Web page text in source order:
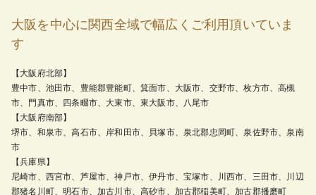
大阪を中心に関西全域で幅広くご利用頂いていま
す
【大阪府北部】
豊中市、池田市、豊能郡豊能町、箕面市、大阪市、交野市、枚方市、高槻
市、門真市、四条畷市、大東市、東大阪市、八尾市
【大阪府南部】
堺市、和泉市、高石市、岸和田市、貝塚市、泉北郡忠岡町、泉佐野市、泉南
市
【兵庫県】
尼崎市、西宮市、芦屋市、神戸市、伊丹市、宝塚市、川西市、三田市、川辺
郡猪名川町、明石市、加古川市、高砂市、加古郡稲美町、加古郡播磨町